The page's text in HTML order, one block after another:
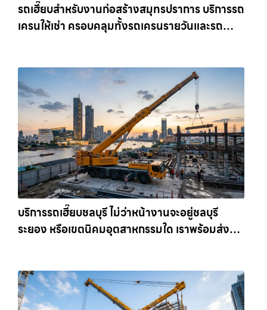
รถเฮี๊ยบสำหรับงานก่อสร้างสมุทรปราการ บริการรถ
เครนให้เช่า ครอบคลุมทั้งรถเครนรายวันและรถ
บริการรถเฮี๊ยบชลบุรี ไม่ว่าหน้างานจะอยู่ชลบุรี
ระยอง หรือเขตนิคมอุตสาหกรรมใด เราพร้อมส่งรถ